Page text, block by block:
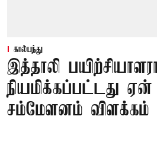
கால்பந்து
இத்தாலி
நியமிக்கப்பட்டது
சம்மேளனம் விளக்கம்